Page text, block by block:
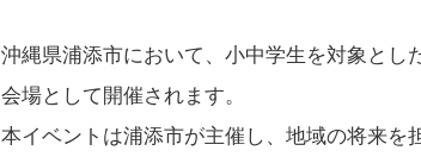
沖縄県浦添市において、小中学生を対象とし
会場として開催されます。
本イベントは浦添市が主催し、地域の将来